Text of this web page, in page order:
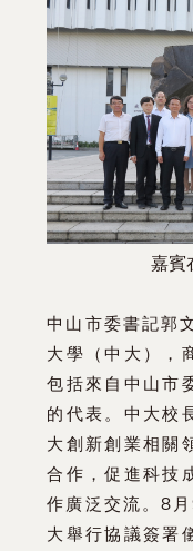
嘉賓
中山市委書記郭
大學（中大），
包括來自中山市
的代表。中大校
大創新創業相關
合作，促進科技
作廣泛交流。8
大舉行協議簽署